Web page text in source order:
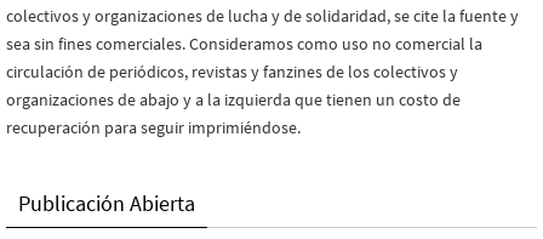
colectivos y organizaciones de lucha y de solidaridad, se cite la fuente y
sea sin fines comerciales. Consideramos como uso no comercial la
circulación de periódicos, revistas y fanzines de los colectivos y
organizaciones de abajo y a la izquierda que tienen un costo de
recuperación para seguir imprimiéndose.
Publicación Abierta